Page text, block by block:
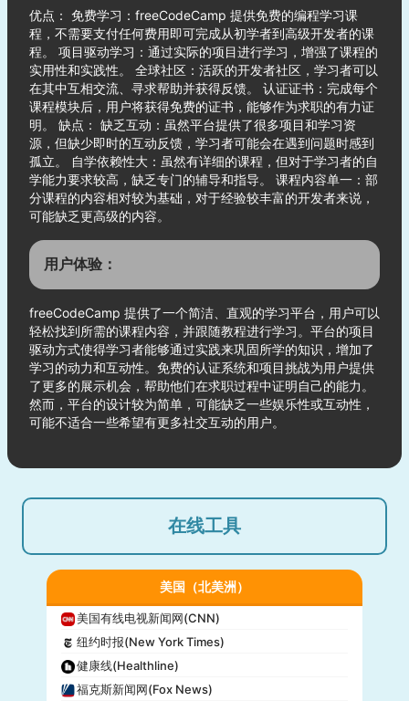
优点： 免费学习：freeCodeCamp 提供免费的编程学习课
程，不需要支付任何费用即可完成从初学者到高级开发者的课
程。 项目驱动学习：通过实际的项目进行学习，增强了课程的
实用性和实践性。 全球社区：活跃的开发者社区，学习者可以
在其中互相交流、寻求帮助并获得反馈。 认证证书：完成每个
课程模块后，用户将获得免费的证书，能够作为求职的有力证
明。 缺点： 缺乏互动：虽然平台提供了很多项目和学习资
源，但缺少即时的互动反馈，学习者可能会在遇到问题时感到
孤立。 自学依赖性大：虽然有详细的课程，但对于学习者的自
学能力要求较高，缺乏专门的辅导和指导。 课程内容单一：部
分课程的内容相对较为基础，对于经验较丰富的开发者来说，
可能缺乏更高级的内容。
用户体验：
freeCodeCamp 提供了一个简洁、直观的学习平台，用户可以
轻松找到所需的课程内容，并跟随教程进行学习。平台的项目
驱动方式使得学习者能够通过实践来巩固所学的知识，增加了
学习的动力和互动性。免费的认证系统和项目挑战为用户提供
了更多的展示机会，帮助他们在求职过程中证明自己的能力。
然而，平台的设计较为简单，可能缺乏一些娱乐性或互动性，
可能不适合一些希望有更多社交互动的用户。
在线工具
美国（北美洲）
美国有线电视新闻网(CNN)
纽约时报(New York Times)
健康线(Healthline)
福克斯新闻网(Fox News)